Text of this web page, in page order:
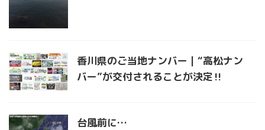
香川県のご当地ナンバー｜“高松ナン
バー”が交付されることが決定‼︎
台風前に…